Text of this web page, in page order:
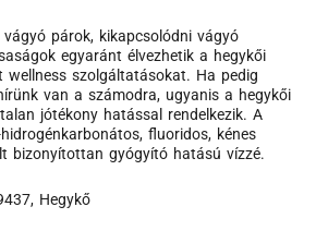
párok, kikapcsolódni vágyó
egyaránt élvezhetik a hegykői
szolgáltatásokat. Ha pedig
van a számodra, ugyanis a hegykői
jótékony hatással rendelkezik. A
fluoridos, kénes
bizonyítottan gyógyító hatású vízzé.
Hegykő